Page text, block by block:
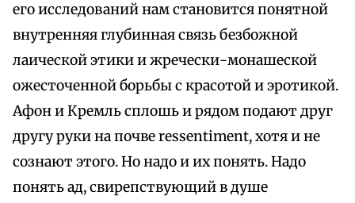
его исследований нам становится понятной
внутренняя глубинная связь безбожной
лаической этики и жречески-монашеской
ожесточенной борьбы с красотой и эротикой.
Афон и Кремль сплошь и рядом подают друг
другу руки на почве ressentiment, хотя и не
сознают этого. Но надо и их понять. Надо
понять ад, свирепствующий в душе